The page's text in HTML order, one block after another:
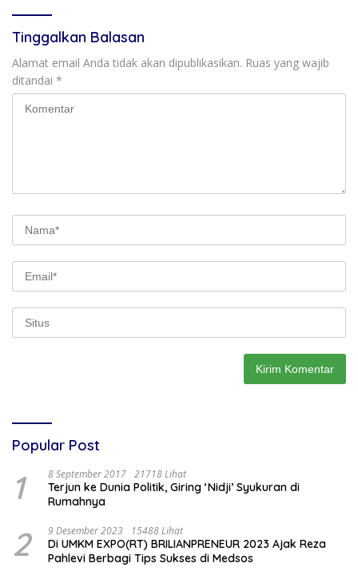
Tinggalkan Balasan
Alamat email Anda tidak akan dipublikasikan. Ruas yang wajib
ditandai *
Popular Post
1 8 September 2017 21718 Lihat
Terjun ke Dunia Politik, Giring ‘Nidji’ Syukuran di
Rumahnya
2 9 Desember 2023 15488 Lihat
Di UMKM EXPO(RT) BRILIANPRENEUR 2023 Ajak Reza
Pahlevi Berbagi Tips Sukses di Medsos